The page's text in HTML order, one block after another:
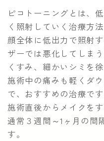
ピコトーニングとは、
く照射していく治療方法
顔全体に低出力で照射
ザーでは悪化してしま
くすみ、細かいシミを
施術中の痛みも軽くダ
で、おすすめの治療です
施術直後からメイクを
通常３週間～1ヶ月の間
す。